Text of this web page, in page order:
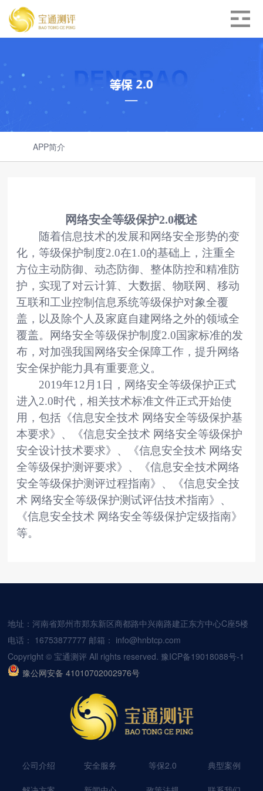
APP简介
网络安全等级保护2.0概述
随着信息技术的发展和网络安全形势的变
化，等级保护制度2.0在1.0的基础上，注重全
方位主动防御、动态防御、整体防控和精准防
护，实现了对云计算、大数据、物联网、移动
互联和工业控制信息系统等级保护对象全覆
盖，以及除个人及家庭自建网络之外的领域全
覆盖。网络安全等级保护制度2.0国家标准的发
布，对加强我国网络安全保障工作，提升网络
安全保护能力具有重要意义。
2019年12 月 1 日，网络安全等级保护正式
进入 2.0时代，相关技术标准文件正式开始使
用，包括《信息安全技术 网络安全等级保护基
本要求》、《信息安全技术 网络安全等级保护
安全设计技术要求》、《信息安全技术 网络安
全等级保护测评要求》、《信息安全技术网络
安全等级保护测评过程指南》、《信息安全技
术 网络安全等级保护测试评估技术指南》、
《信息安全技术 网络安全等级保护定级指南》
等。
地址：河南省郑州市郑东新区商都路中兴南路建正东方中心C座5楼
电话： 16753877777 邮箱： info@hnbtcp.com
Copyright © 宝通测评 All rights reserved. 豫ICP备19018088号-1
豫公网安备 41010702002976号
公司介绍 安全服务 等保2.0 典型案例